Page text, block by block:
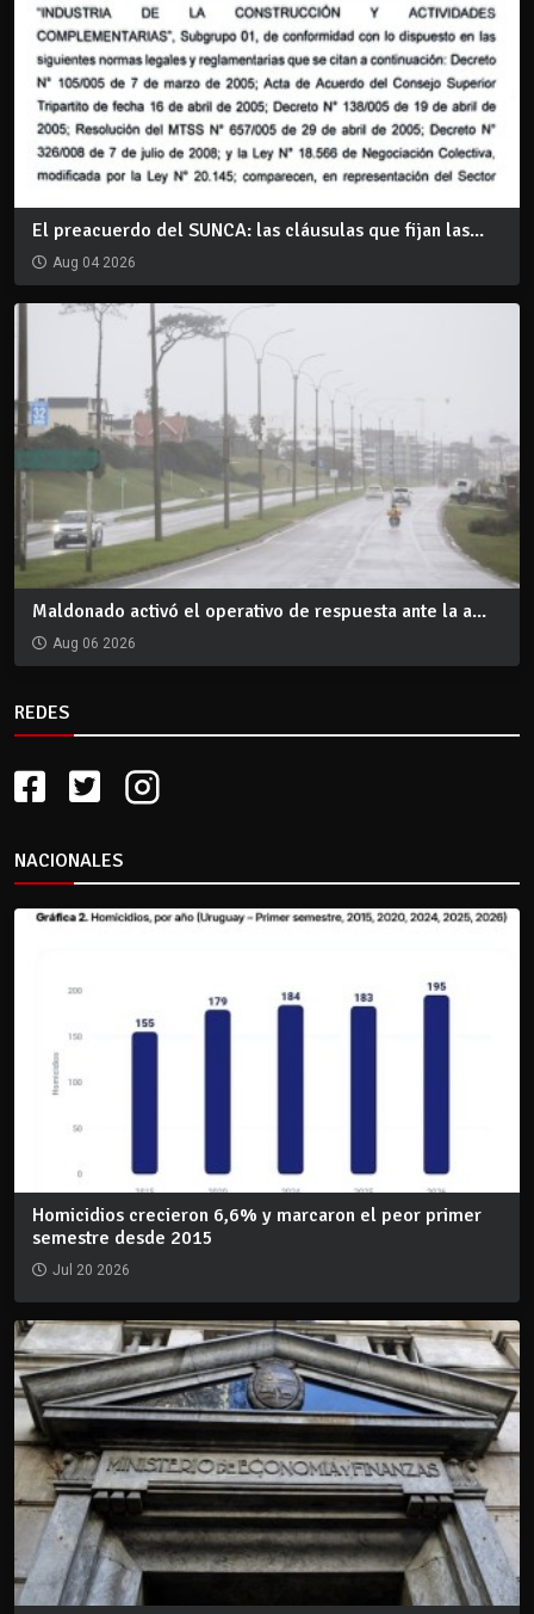
El preacuerdo del SUNCA: las cláusulas que fijan las...
Aug 04 2026
Maldonado activó el operativo de respuesta ante la a...
Aug 06 2026
REDES
NACIONALES
Homicidios crecieron 6,6% y marcaron el peor primer
semestre desde 2015
Jul 20 2026